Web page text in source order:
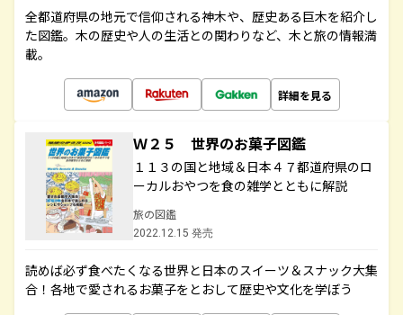
全都道府県の地元で信仰される神木や、歴史ある巨木を紹介し
た図鑑。木の歴史や人の生活との関わりなど、木と旅の情報満
載。
詳細を見る
Ｗ２５ 世界のお菓子図鑑
１１３の国と地域＆日本４７都道府県のロ
ーカルおやつを食の雑学とともに解説
旅の図鑑
2022.12.15 発売
読めば必ず食べたくなる世界と日本のスイーツ＆スナック大集
合！各地で愛されるお菓子をとおして歴史や文化を学ぼう